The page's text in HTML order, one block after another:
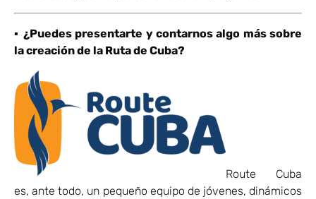
▪ ¿Puedes presentarte y contarnos algo más sobre
la creación de la Ruta de Cuba?
Route Cuba
es, ante todo, un pequeño equipo de jóvenes, dinámicos